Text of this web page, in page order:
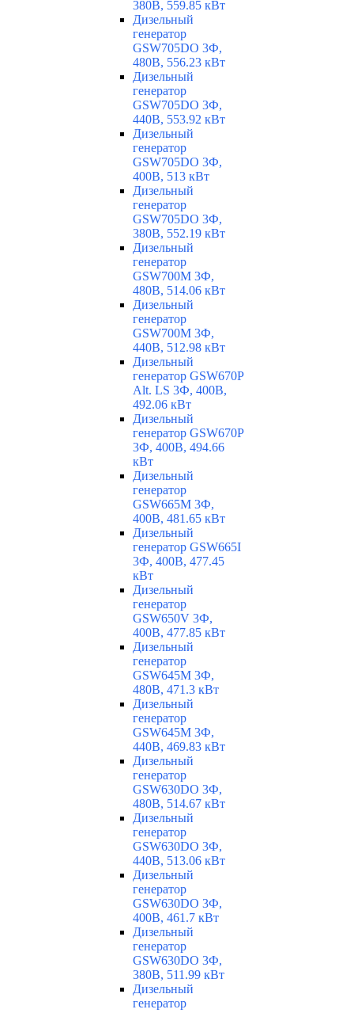
380В, 559.85 кВт
Дизельный
генератор
GSW705DO 3Ф,
480В, 556.23 кВт
Дизельный
генератор
GSW705DO 3Ф,
440В, 553.92 кВт
Дизельный
генератор
GSW705DO 3Ф,
400В, 513 кВт
Дизельный
генератор
GSW705DO 3Ф,
380В, 552.19 кВт
Дизельный
генератор
GSW700M 3Ф,
480В, 514.06 кВт
Дизельный
генератор
GSW700M 3Ф,
440В, 512.98 кВт
Дизельный
генератор GSW670P
Alt. LS 3Ф, 400В,
492.06 кВт
Дизельный
генератор GSW670P
3Ф, 400В, 494.66
кВт
Дизельный
генератор
GSW665M 3Ф,
400В, 481.65 кВт
Дизельный
генератор GSW665I
3Ф, 400В, 477.45
кВт
Дизельный
генератор
GSW650V 3Ф,
400В, 477.85 кВт
Дизельный
генератор
GSW645M 3Ф,
480В, 471.3 кВт
Дизельный
генератор
GSW645M 3Ф,
440В, 469.83 кВт
Дизельный
генератор
GSW630DO 3Ф,
480В, 514.67 кВт
Дизельный
генератор
GSW630DO 3Ф,
440В, 513.06 кВт
Дизельный
генератор
GSW630DO 3Ф,
400В, 461.7 кВт
Дизельный
генератор
GSW630DO 3Ф,
380В, 511.99 кВт
Дизельный
генератор